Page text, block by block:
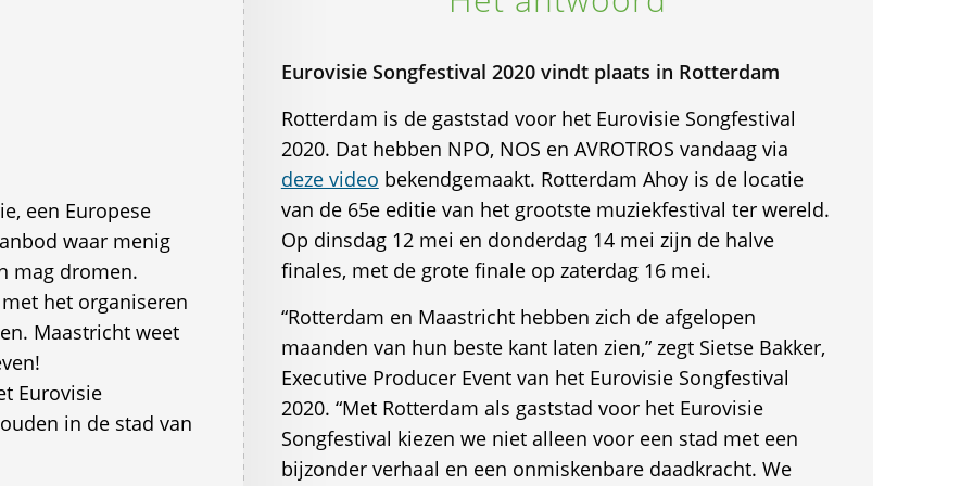
een Europese
waar menig
mag dromen.
het organiseren
Maastricht weet
Eurovisie
in de stad van
Eurovisie Songfestival 2020 vindt plaats in Rotterdam
Rotterdam is de gaststad voor het Eurovisie Songfestival
2020. Dat hebben NPO, NOS en AVROTROS vandaag via
deze video bekendgemaakt. Rotterdam Ahoy is de locatie
van de 65e editie van het grootste muziekfestival ter wereld.
Op dinsdag 12 mei en donderdag 14 mei zijn de halve
finales, met de grote finale op zaterdag 16 mei.
“Rotterdam en Maastricht hebben zich de afgelopen
maanden van hun beste kant laten zien,” zegt Sietse Bakker,
Executive Producer Event van het Eurovisie Songfestival
2020. “Met Rotterdam als gaststad voor het Eurovisie
Songfestival kiezen we niet alleen voor een stad met een
bijzonder verhaal en een onmiskenbare daadkracht. We